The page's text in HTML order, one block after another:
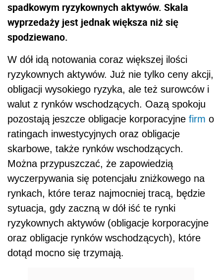
spadkowym ryzykownych aktywów. Skala
wyprzedaży jest jednak większa niż się
spodziewano.
W dół idą notowania coraz większej ilości
ryzykownych aktywów. Już nie tylko ceny akcji,
obligacji wysokiego ryzyka, ale też surowców i
walut z rynków wschodzących. Oazą spokoju
pozostają jeszcze obligacje korporacyjne firm o
ratingach inwestycyjnych oraz obligacje
skarbowe, także rynków wschodzących.
Można przypuszczać, że zapowiedzią
wyczerpywania się potencjału zniżkowego na
rynkach, które teraz najmocniej tracą, będzie
sytuacja, gdy zaczną w dół iść te rynki
ryzykownych aktywów (obligacje korporacyjne
oraz obligacje rynków wschodzących), które
dotąd mocno się trzymają.